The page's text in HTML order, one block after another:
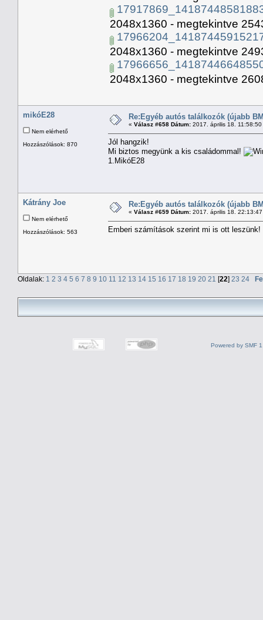
2048x1360 - megtekintve
2048x1360 - megtekintve
2048x1360 - megtekintve
mikóE28
Nem elérhető
Hozzászólások: 870
Re:Egyéb autós találkozók (újabb
« Válasz #658 Dátum: 2017. április 18. 11:58:50
Jól hangzik!
Mi biztos megyünk a kis családommal!
1.MikóE28
Kátrány Joe
Nem elérhető
Hozzászólások: 563
Re:Egyéb autós találkozók (újabb
« Válasz #659 Dátum: 2017. április 18.
Emberi számítások szerint mi is ott
Oldalak: 1 2 3 4 5 6 7 8 9 10 11 12 13 14 15 16 17 18 19 20 21 [22] 23 24
Powered by SMF